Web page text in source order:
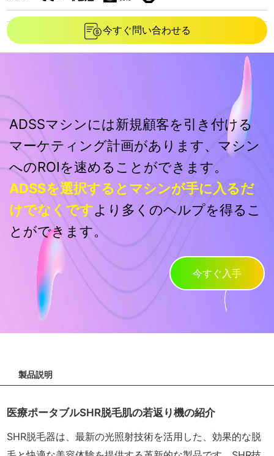
今すぐ問い合わせる
ADSSマシンには新規顧客を引き付ける
マーケティング計画があります、マシン
へのROIを速めることができます。
ADSSを選択するとマシンが手に入るだ
けでなくですより多くのヘルプを得るこ
とができます。
今すぐ入手
製品説明
医療ポータブルSHR脱毛肌の若返り機の紹介
SHR脱毛器は、最新の光照射技術を活用した、効果的な脱